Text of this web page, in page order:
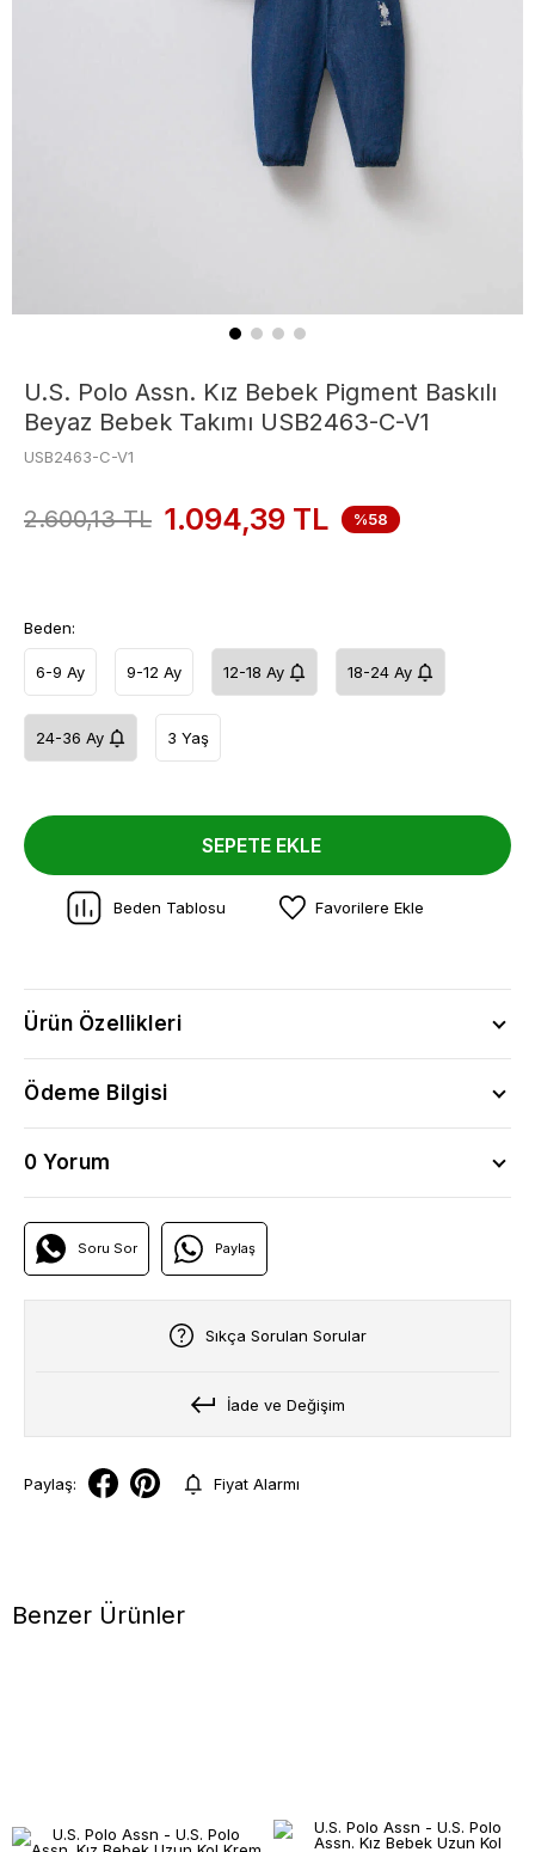
U.S. Polo Assn. Kız Bebek Pigment Baskılı
Beyaz Bebek Takımı USB2463-C-V1
USB2463-C-V1
2.600,13TL 1.094,39 TL %58
Beden:
6-9 Ay 9-12 Ay 12-18 Ay 18-24 Ay
24-36 Ay 3 Yaş
SEPETE EKLE
Beden Tablosu Favorilere Ekle
Ürün Özellikleri
Ödeme Bilgisi
0 Yorum
Soru Sor Paylaş
Sıkça Sorulan Sorular
İade ve Değişim
Paylaş: Fiyat Alarmı
Benzer Ürünler